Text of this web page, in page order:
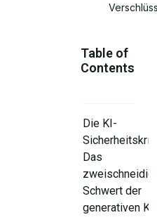
Table of
Contents
Die KI-
Das
zweischneidige
Schwert der
generativen KI